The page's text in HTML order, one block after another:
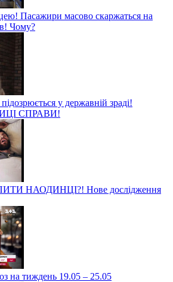
Пасажири масово скаржаться на
Чому?
у державній зраді!
СПРАВИ!
НАОДИНЦІ?! Нове дослідження
на тиждень 19.05 – 25.05